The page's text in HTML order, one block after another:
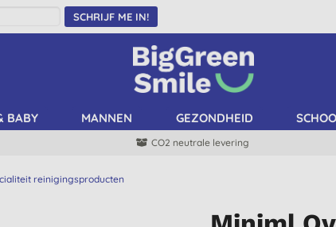
SCHRIJF ME IN!
BABY MANNEN GEZONDHEID
CO2 neutrale levering
reinigingsproducten